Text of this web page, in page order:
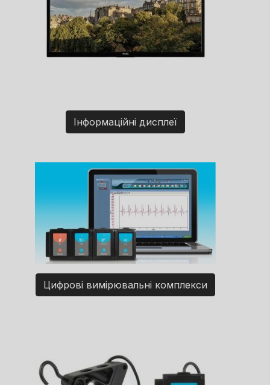
Інформаційні дисплеї
Цифрові вимірювальні комплекси